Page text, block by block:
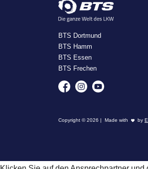
BTS Dortmund
BTS Hamm
BTS Essen
BTS Frechen
Copyright © 2026 | Made with by